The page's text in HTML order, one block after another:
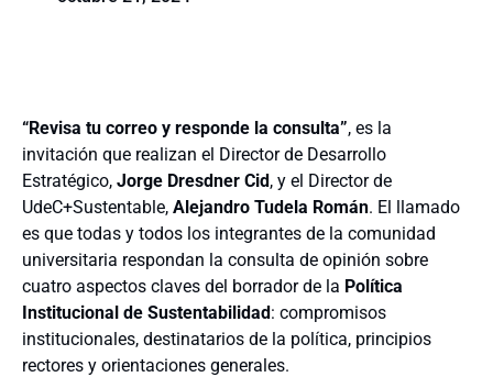
“Revisa tu correo y responde la consulta”, es la
invitación que realizan el Director de Desarrollo
Estratégico, Jorge Dresdner Cid, y el Director de
UdeC+Sustentable, Alejandro Tudela Román. El llamado
es que todas y todos los integrantes de la comunidad
universitaria respondan la consulta de opinión sobre
cuatro aspectos claves del borrador de la Política
Institucional de Sustentabilidad: compromisos
institucionales, destinatarios de la política, principios
rectores y orientaciones generales.